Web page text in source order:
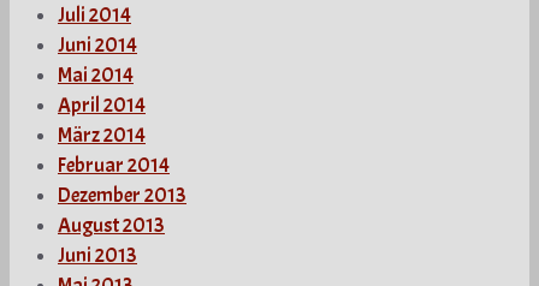
Juli 2014
Juni 2014
Mai 2014
April 2014
März 2014
Februar 2014
Dezember 2013
August 2013
Juni 2013